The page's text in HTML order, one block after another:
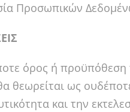
Προσωπικών
όρος ή
θεωρείται ως
και την